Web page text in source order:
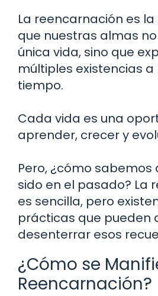
La reencarnación es
que nuestras almas
única vida, sino que
múltiples existencias
tiempo.
Cada vida es una
aprender, crecer y
Pero, ¿cómo sabemos
sido en el pasado? La
es sencilla, pero
prácticas que pueden
desenterrar esos
¿Cómo se
Reencarnación?